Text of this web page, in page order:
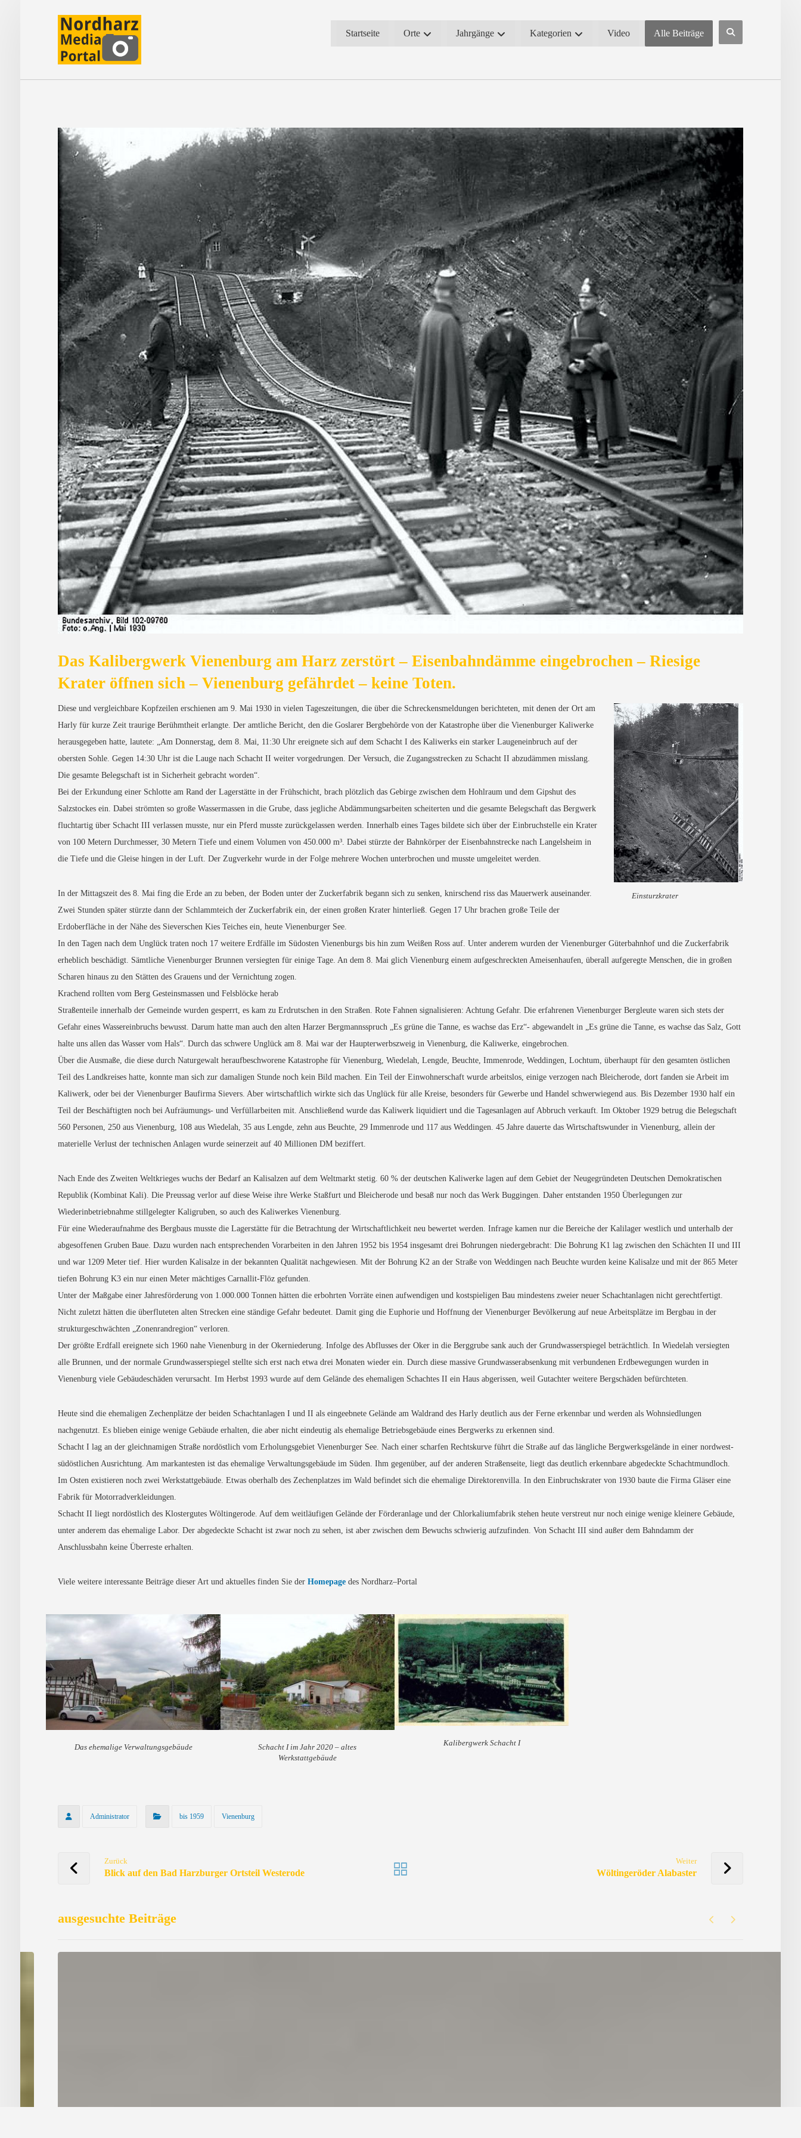
Startseite Orte Jahrgänge Kategorien Video Alle Beiträge
Das Kalibergwerk Vienenburg am Harz zerstört – Eisenbahndämme eingebrochen – Riesige
Krater öffnen sich – Vienenburg gefährdet – keine Toten.
Einsturzkrater
Diese und vergleichbare Kopfzeilen erschienen am 9. Mai 1930 in vielen Tageszeitungen, die über die Schreckensmeldungen berichteten, mit denen der Ort am
Harly für kurze Zeit traurige Berühmtheit erlangte. Der amtliche Bericht, den die Goslarer Bergbehörde von der Katastrophe über die Vienenburger Kaliwerke
herausgegeben hatte, lautete: „Am Donnerstag, dem 8. Mai, 11:30 Uhr ereignete sich auf dem Schacht I des Kaliwerks ein starker Laugeneinbruch auf der
obersten Sohle. Gegen 14:30 Uhr ist die Lauge nach Schacht II weiter vorgedrungen. Der Versuch, die Zugangsstrecken zu Schacht II abzudämmen misslang.
Die gesamte Belegschaft ist in Sicherheit gebracht worden“.
Bei der Erkundung einer Schlotte am Rand der Lagerstätte in der Frühschicht, brach plötzlich das Gebirge zwischen dem Hohlraum und dem Gipshut des
Salzstockes ein. Dabei strömten so große Wassermassen in die Grube, dass jegliche Abdämmungsarbeiten scheiterten und die gesamte Belegschaft das Bergwerk
fluchtartig über Schacht III verlassen musste, nur ein Pferd musste zurückgelassen werden. Innerhalb eines Tages bildete sich über der Einbruchstelle ein Krater
von 100 Metern Durchmesser, 30 Metern Tiefe und einem Volumen von 450.000 m³. Dabei stürzte der Bahnkörper der Eisenbahnstrecke nach Langelsheim in
die Tiefe und die Gleise hingen in der Luft. Der Zugverkehr wurde in der Folge mehrere Wochen unterbrochen und musste umgeleitet werden.
In der Mittagszeit des 8. Mai fing die Erde an zu beben, der Boden unter der Zuckerfabrik begann sich zu senken, knirschend riss das Mauerwerk auseinander.
Zwei Stunden später stürzte dann der Schlammteich der Zuckerfabrik ein, der einen großen Krater hinterließ. Gegen 17 Uhr brachen große Teile der
Erdoberfläche in der Nähe des Sieverschen Kies Teiches ein, heute Vienenburger See.
In den Tagen nach dem Unglück traten noch 17 weitere Erdfälle im Südosten Vienenburgs bis hin zum Weißen Ross auf. Unter anderem wurden der Vienenburger Güterbahnhof und die Zuckerfabrik
erheblich beschädigt. Sämtliche Vienenburger Brunnen versiegten für einige Tage. An dem 8. Mai glich Vienenburg einem aufgeschreckten Ameisenhaufen, überall aufgeregte Menschen, die in großen
Scharen hinaus zu den Stätten des Grauens und der Vernichtung zogen.
Krachend rollten vom Berg Gesteinsmassen und Felsblöcke herab
Straßenteile innerhalb der Gemeinde wurden gesperrt, es kam zu Erdrutschen in den Straßen. Rote Fahnen signalisieren: Achtung Gefahr. Die erfahrenen Vienenburger Bergleute waren sich stets der
Gefahr eines Wassereinbruchs bewusst. Darum hatte man auch den alten Harzer Bergmannsspruch „Es grüne die Tanne, es wachse das Erz“- abgewandelt in „Es grüne die Tanne, es wachse das Salz, Gott
halte uns allen das Wasser vom Hals“. Durch das schwere Unglück am 8. Mai war der Haupterwerbszweig in Vienenburg, die Kaliwerke, eingebrochen.
Über die Ausmaße, die diese durch Naturgewalt heraufbeschworene Katastrophe für Vienenburg, Wiedelah, Lengde, Beuchte, Immenrode, Weddingen, Lochtum, überhaupt für den gesamten östlichen
Teil des Landkreises hatte, konnte man sich zur damaligen Stunde noch kein Bild machen. Ein Teil der Einwohnerschaft wurde arbeitslos, einige verzogen nach Bleicherode, dort fanden sie Arbeit im
Kaliwerk, oder bei der Vienenburger Baufirma Sievers. Aber wirtschaftlich wirkte sich das Unglück für alle Kreise, besonders für Gewerbe und Handel schwerwiegend aus. Bis Dezember 1930 half ein
Teil der Beschäftigten noch bei Aufräumungs- und Verfüllarbeiten mit. Anschließend wurde das Kaliwerk liquidiert und die Tagesanlagen auf Abbruch verkauft. Im Oktober 1929 betrug die Belegschaft
560 Personen, 250 aus Vienenburg, 108 aus Wiedelah, 35 aus Lengde, zehn aus Beuchte, 29 Immenrode und 117 aus Weddingen. 45 Jahre dauerte das Wirtschaftswunder in Vienenburg, allein der
materielle Verlust der technischen Anlagen wurde seinerzeit auf 40 Millionen DM beziffert.
Nach Ende des Zweiten Weltkrieges wuchs der Bedarf an Kalisalzen auf dem Weltmarkt stetig. 60 % der deutschen Kaliwerke lagen auf dem Gebiet der Neugegründeten Deutschen Demokratischen
Republik (Kombinat Kali). Die Preussag verlor auf diese Weise ihre Werke Staßfurt und Bleicherode und besaß nur noch das Werk Buggingen. Daher entstanden 1950 Überlegungen zur
Wiederinbetriebnahme stillgelegter Kaligruben, so auch des Kaliwerkes Vienenburg.
Für eine Wiederaufnahme des Bergbaus musste die Lagerstätte für die Betrachtung der Wirtschaftlichkeit neu bewertet werden. Infrage kamen nur die Bereiche der Kalilager westlich und unterhalb der
abgesoffenen Gruben Baue. Dazu wurden nach entsprechenden Vorarbeiten in den Jahren 1952 bis 1954 insgesamt drei Bohrungen niedergebracht: Die Bohrung K1 lag zwischen den Schächten II und III
und war 1209 Meter tief. Hier wurden Kalisalze in der bekannten Qualität nachgewiesen. Mit der Bohrung K2 an der Straße von Weddingen nach Beuchte wurden keine Kalisalze und mit der 865 Meter
tiefen Bohrung K3 ein nur einen Meter mächtiges Carnallit-Flöz gefunden.
Unter der Maßgabe einer Jahresförderung von 1.000.000 Tonnen hätten die erbohrten Vorräte einen aufwendigen und kostspieligen Bau mindestens zweier neuer Schachtanlagen nicht gerechtfertigt.
Nicht zuletzt hätten die überfluteten alten Strecken eine ständige Gefahr bedeutet. Damit ging die Euphorie und Hoffnung der Vienenburger Bevölkerung auf neue Arbeitsplätze im Bergbau in der
strukturgeschwächten „Zonenrandregion“ verloren.
Der größte Erdfall ereignete sich 1960 nahe Vienenburg in der Okerniederung. Infolge des Abflusses der Oker in die Berggrube sank auch der Grundwasserspiegel beträchtlich. In Wiedelah versiegten
alle Brunnen, und der normale Grundwasserspiegel stellte sich erst nach etwa drei Monaten wieder ein. Durch diese massive Grundwasserabsenkung mit verbundenen Erdbewegungen wurden in
Vienenburg viele Gebäudeschäden verursacht. Im Herbst 1993 wurde auf dem Gelände des ehemaligen Schachtes II ein Haus abgerissen, weil Gutachter weitere Bergschäden befürchteten.
Heute sind die ehemaligen Zechenplätze der beiden Schachtanlagen I und II als eingeebnete Gelände am Waldrand des Harly deutlich aus der Ferne erkennbar und werden als Wohnsiedlungen
nachgenutzt. Es blieben einige wenige Gebäude erhalten, die aber nicht eindeutig als ehemalige Betriebsgebäude eines Bergwerks zu erkennen sind.
Schacht I lag an der gleichnamigen Straße nordöstlich vom Erholungsgebiet Vienenburger See. Nach einer scharfen Rechtskurve führt die Straße auf das längliche Bergwerksgelände in einer nordwest-
südöstlichen Ausrichtung. Am markantesten ist das ehemalige Verwaltungsgebäude im Süden. Ihm gegenüber, auf der anderen Straßenseite, liegt das deutlich erkennbare abgedeckte Schachtmundloch.
Im Osten existieren noch zwei Werkstattgebäude. Etwas oberhalb des Zechenplatzes im Wald befindet sich die ehemalige Direktorenvilla. In den Einbruchskrater von 1930 baute die Firma Gläser eine
Fabrik für Motorradverkleidungen.
Schacht II liegt nordöstlich des Klostergutes Wöltingerode. Auf dem weitläufigen Gelände der Förderanlage und der Chlorkaliumfabrik stehen heute verstreut nur noch einige wenige kleinere Gebäude,
unter anderem das ehemalige Labor. Der abgedeckte Schacht ist zwar noch zu sehen, ist aber zwischen dem Bewuchs schwierig aufzufinden. Von Schacht III sind außer dem Bahndamm der
Anschlussbahn keine Überreste erhalten.
Viele weitere interessante Beiträge dieser Art und aktuelles finden Sie derHomepage des Nordharz–Portal
Das ehemalige Verwaltungsgebäude
Schacht I im Jahr 2020 – altes
Werkstattgebäude
Kalibergwerk Schacht I
Administrator bis 1959 Vienenburg
Zurück
Blick auf den Bad Harzburger Ortsteil Westerode
Weiter
Wöltingeröder Alabaster
ausgesuchte Beiträge